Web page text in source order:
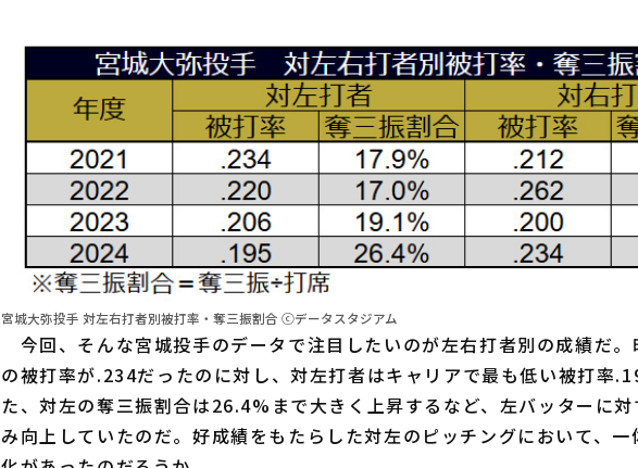
宮城大弥投手 対左右打者別被打率・奪三振割合 ⓒデータスタジアム
今回、そんな宮城投手のデータで注目したいのが左右打者別の成績だ。
の被打率が.234だったのに対し、対左打者はキャリアで最も低い被打率
た、対左の奪三振割合は26.4%まで大きく上昇するなど、左バッターに
み向上していたのだ。好成績をもたらした対左のピッチングにおいて、一